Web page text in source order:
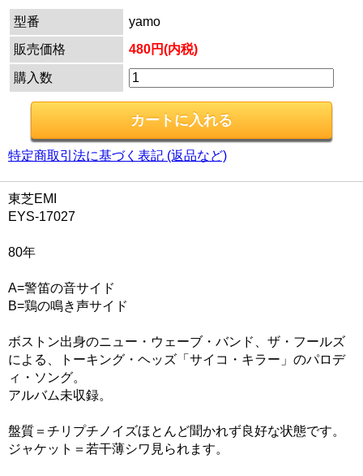
型番
yamo
販売価格
480円(内税)
購入数
特定商取引法に基づく表記 (返品など)
東芝EMI
EYS-17027
80年
A=警笛の音サイド
B=鶏の鳴き声サイド
ボストン出身のニュー・ウェーブ・バンド、ザ・フールズ
による、トーキング・ヘッズ「サイコ・キラー」のパロデ
ィ・ソング。
アルバム未収録。
盤質＝チリプチノイズほとんど聞かれず良好な状態です。
ジャケット＝若干薄シワ見られます。